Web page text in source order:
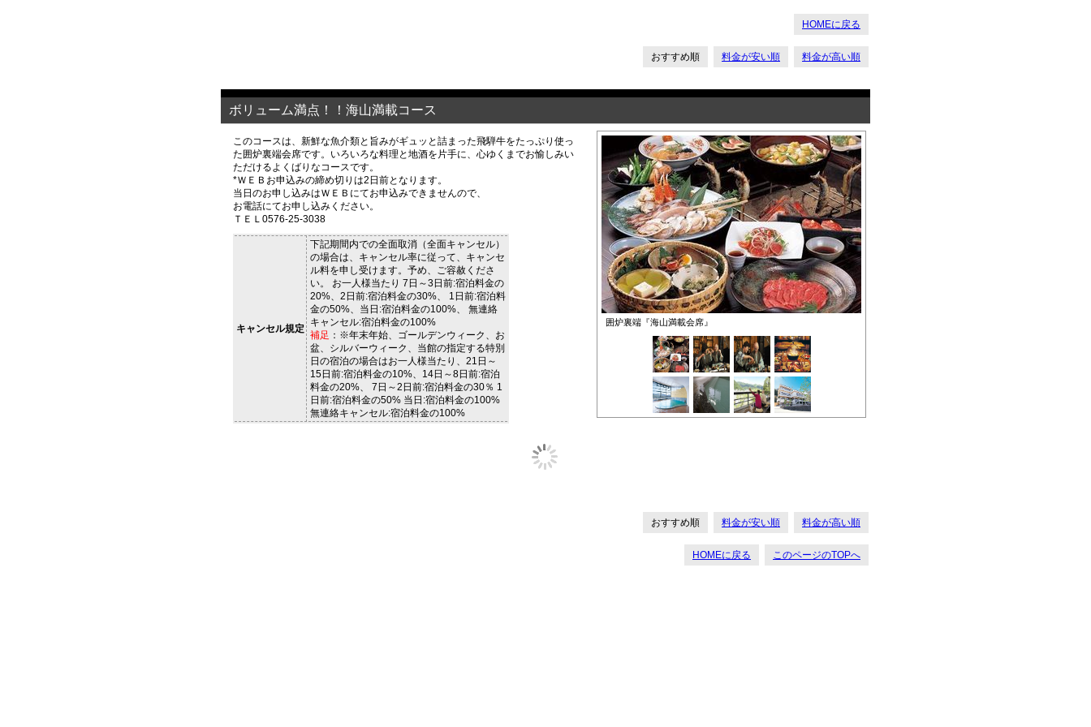
HOMEに戻る
料金が高い順
料金が安い順
おすすめ順
ボリューム満点！！海山満載コース
このコースは、新鮮な魚介類と旨みがギュッと詰まった飛騨牛をたっぷり使っ
た囲炉裏端会席です。いろいろな料理と地酒を片手に、心ゆくまでお愉しみい
ただけるよくばりなコースです。
*ＷＥＢお申込みの締め切りは2日前となります。
当日のお申し込みはＷＥＢにてお申込みできませんので、
お電話にてお申し込みください。
ＴＥＬ0576-25-3038
キャンセル規定
下記期間内での全面取消（全面キャンセル）
の場合は、キャンセル率に従って、キャンセ
ル料を申し受けます。予め、ご容赦くださ
い。 お一人様当たり 7日～3日前:宿泊料金の
20%、2日前:宿泊料金の30%、 1日前:宿泊料
金の50%、当日:宿泊料金の100%、 無連絡
キャンセル:宿泊料金の100%
補足 ：※年末年始、ゴールデンウィーク、お
盆、シルバーウィーク、当館の指定する特別
日の宿泊の場合はお一人様当たり、21日～
15日前:宿泊料金の10%、14日～8日前:宿泊
料金の20%、 7日～2日前:宿泊料金の30％ 1
日前:宿泊料金の50% 当日:宿泊料金の100%
無連絡キャンセル:宿泊料金の100%
囲炉裏端『海山満載会席』
料金が高い順
料金が安い順
おすすめ順
このページのTOPへ
HOMEに戻る